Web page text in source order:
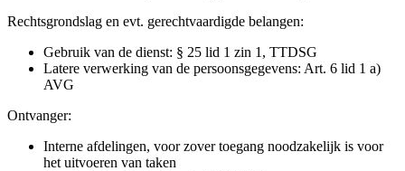
Rechtsgrondslag en evt. gerechtvaardigde belangen:
Gebruik van de dienst: § 25 lid 1 zin 1, TTDSG
Latere verwerking van de persoonsgegevens: Art. 6 lid 1 a)
AVG
Ontvanger:
Interne afdelingen, voor zover toegang noodzakelijk is voor
het uitvoeren van taken